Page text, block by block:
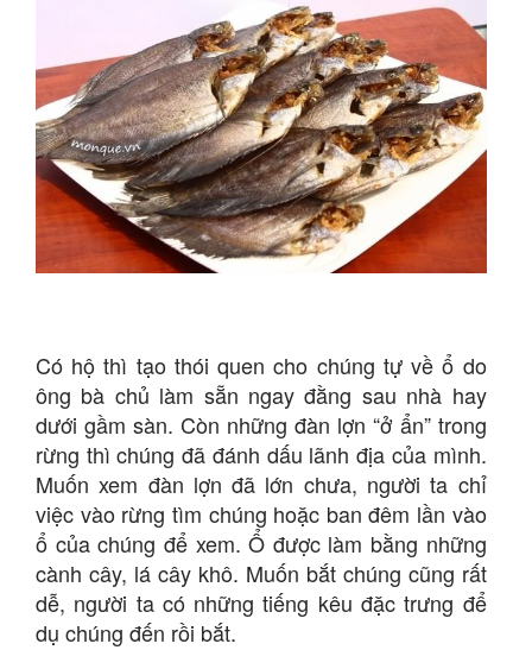
Có hộ thì tạo thói quen cho chúng tự về ổ do
ông bà chủ làm sẵn ngay đằng sau nhà hay
dưới gầm sàn. Còn những đàn lợn “ở ẩn” trong
rừng thì chúng đã đánh dấu lãnh địa của mình.
Muốn xem đàn lợn đã lớn chưa, người ta chỉ
việc vào rừng tìm chúng hoặc ban đêm lần vào
ổ của chúng để xem. Ổ được làm bằng những
cành cây, lá cây khô. Muốn bắt chúng cũng rất
dễ, người ta có những tiếng kêu đặc trưng để
dụ chúng đến rồi bắt.